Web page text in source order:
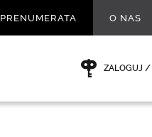
PRENUMERATA O NAS
ZALOGUJ /